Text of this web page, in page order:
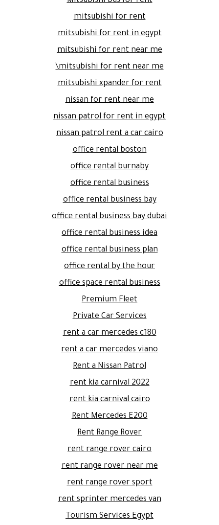
mitsubishi for rent
mitsubishi for rent in egypt
mitsubishi for rent near me
mitsubishi for rent near me\
mitsubishi xpander for rent
nissan for rent near me
nissan patrol for rent in egypt
nissan patrol rent a car cairo
office rental boston
office rental burnaby
office rental business
office rental business bay
office rental business bay dubai
office rental business idea
office rental business plan
office rental by the hour
office space rental business
Premium Fleet
Private Car Services
rent a car mercedes c180
rent a car mercedes viano
Rent a Nissan Patrol
rent kia carnival 2022
rent kia carnival cairo
Rent Mercedes E200
Rent Range Rover
rent range rover cairo
rent range rover near me
rent range rover sport
rent sprinter mercedes van
Tourism Services Egypt